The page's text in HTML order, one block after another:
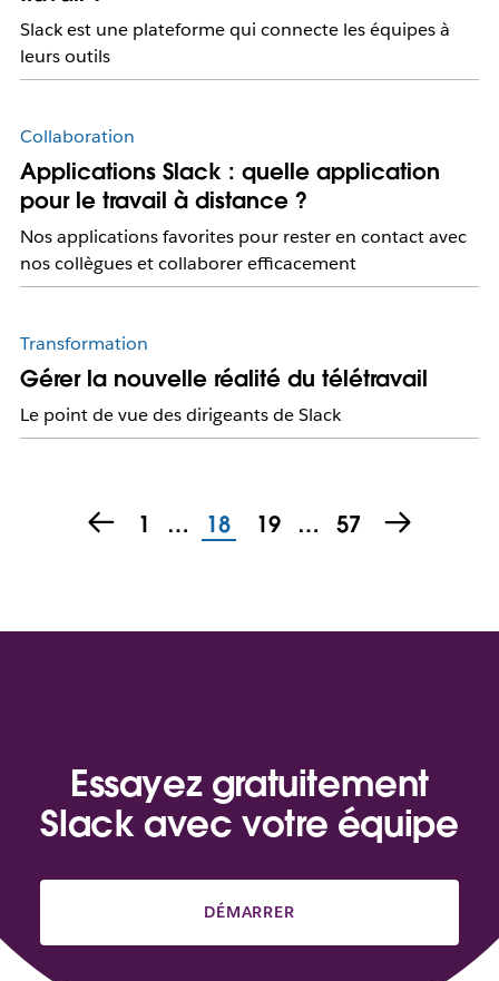
Slack est une plateforme qui connecte les équipes à
leurs outils
Collaboration
Applications Slack : quelle application
pour le travail à distance ?
Nos applications favorites pour rester en contact avec
nos collègues et collaborer efficacement
Transformation
Gérer la nouvelle réalité du télétravail
Le point de vue des dirigeants de Slack
1 … 18 19 … 57
Essayez gratuitement
Slack avec votre équipe
DÉMARRER